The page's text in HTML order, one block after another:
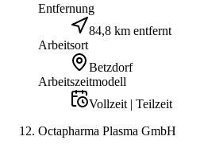
Entfernung
84,8 km entfernt
Arbeitsort
Betzdorf
Arbeitszeitmodell
Vollzeit | Teilzeit
Octapharma Plasma GmbH